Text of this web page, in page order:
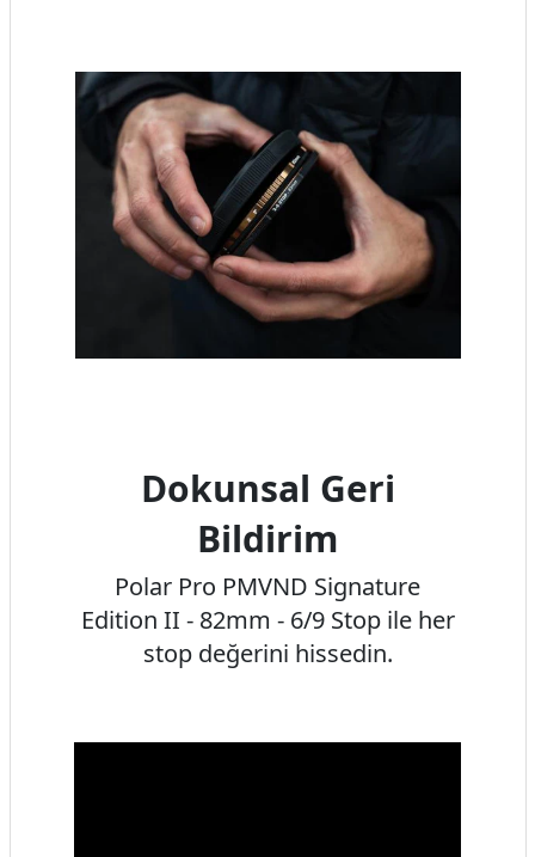
Dokunsal Geri
Bildirim
Polar Pro PMVND Signature
Edition II - 82mm - 6/9 Stop ile her
stop değerini hissedin.